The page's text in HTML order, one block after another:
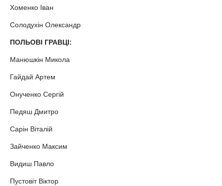
Хоменко Іван
Солодухін Олександр
ПОЛЬОВІ ГРАВЦІ:
Манюшкін Микола
Гайдай Артем
Онученко Сергій
Педяш Дмитро
Сарін Віталій
Зайченко Максим
Видиш Павло
Пустовіт Віктор